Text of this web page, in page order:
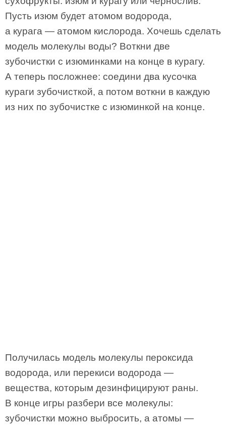
Пусть изюм будет атомом водорода,
а курага — атомом кислорода. Хочешь сделать
модель молекулы воды? Воткни две
зубочистки с изюминками на конце в курагу.
А теперь посложнее: соедини два кусочка
кураги зубочисткой, а потом воткни в каждую
из них по зубочистке с изюминкой на конце.
Получилась модель молекулы пероксида
водорода, или перекиси водорода —
вещества, которым дезинфицируют раны.
В конце игры разбери все молекулы:
зубочистки можно выбросить, а атомы —